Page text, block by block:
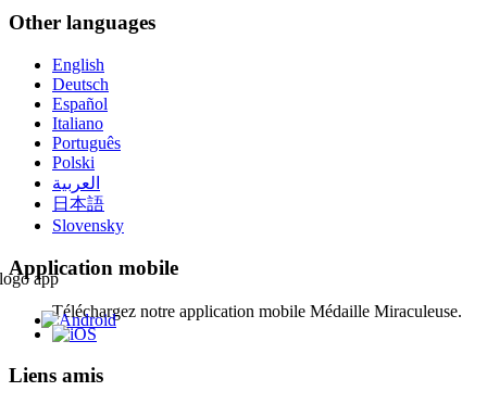
Other languages
English
Deutsch
Español
Italiano
Português
Polski
العربية
日本語
Slovensky
Application mobile
Téléchargez notre application mobile Médaille Miraculeuse.
Liens amis